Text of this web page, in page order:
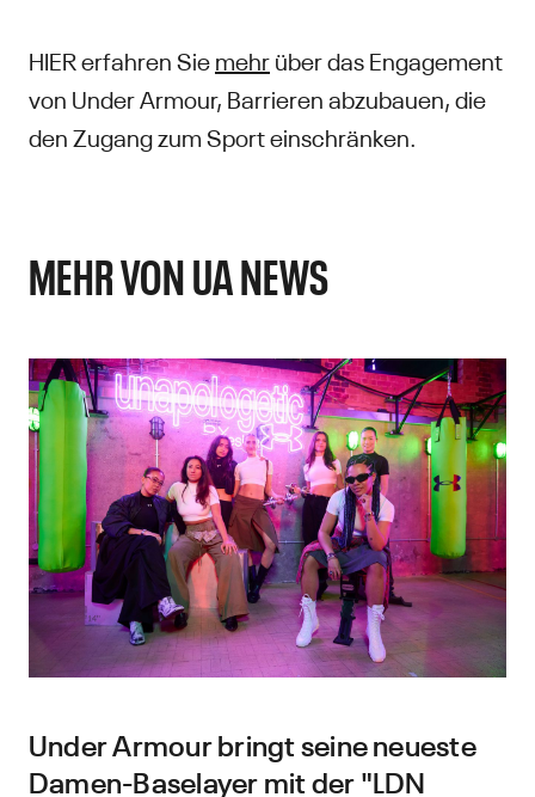
HIER erfahren Siemehrüber das Engagement
von Under Armour, Barrieren abzubauen, die
den Zugang zum Sport einschränken.
MEHR VON UA NEWS
Under Armour bringt seine neueste
Damen-Baselayer mit der "LDN